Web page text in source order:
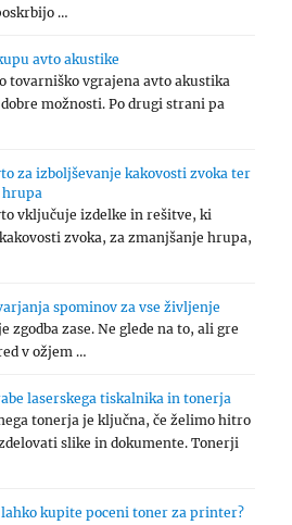
…
avto akustike
tovarniško vgrajena avto akustika
možnosti. Po drugi strani pa
za izboljševanje kakovosti zvoka ter
hrupa
vključuje izdelke in rešitve, ki
zvoka, za zmanjšanje hrupa,
spominov za vse življenje
zgodba zase. Ne glede na to, ali gre
v ožjem …
laserskega tiskalnika in tonerja
tonerja je ključna, če želimo hitro
slike in dokumente. Tonerji
kupite poceni toner za printer?